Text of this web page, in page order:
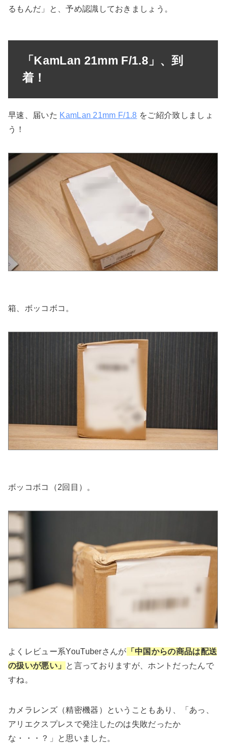
るもんだ」と、予め認識しておきましょう。
「KamLan 21mm F/1.8」、到
着！
早速、届いた KamLan 21mm F/1.8 をご紹介致しましょ
う！
箱、ボッコボコ。
ボッコボコ（2回目）。
よくレビュー系YouTuberさんが 「中国からの商品は配送
の扱いが悪い」
と言っておりますが、ホントだったんで
すね。
カメラレンズ（精密機器）ということもあり、「あっ、
アリエクスプレスで発注したのは失敗だったか
な・・・？」と思いました。